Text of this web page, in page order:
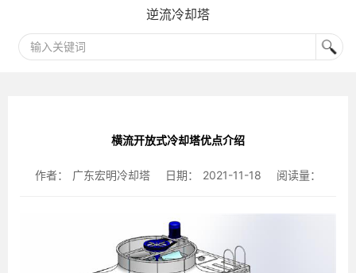
逆流冷却塔
横流开放式冷却塔优点介绍
作者： 广东宏明冷却塔 日期： 2021-11-18 阅读量：